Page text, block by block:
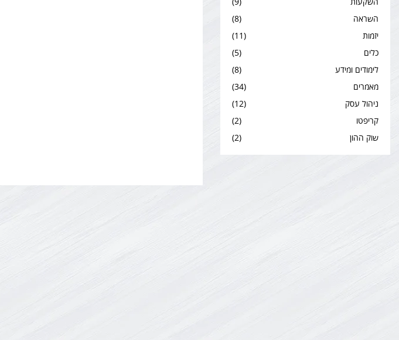
השראה
(8)
יזמות
(11)
כלים
(5)
לימודים ומידע
(8)
מאמרים
(34)
ניהול עסק
(12)
קריפטו
(2)
שוק ההון
(2)